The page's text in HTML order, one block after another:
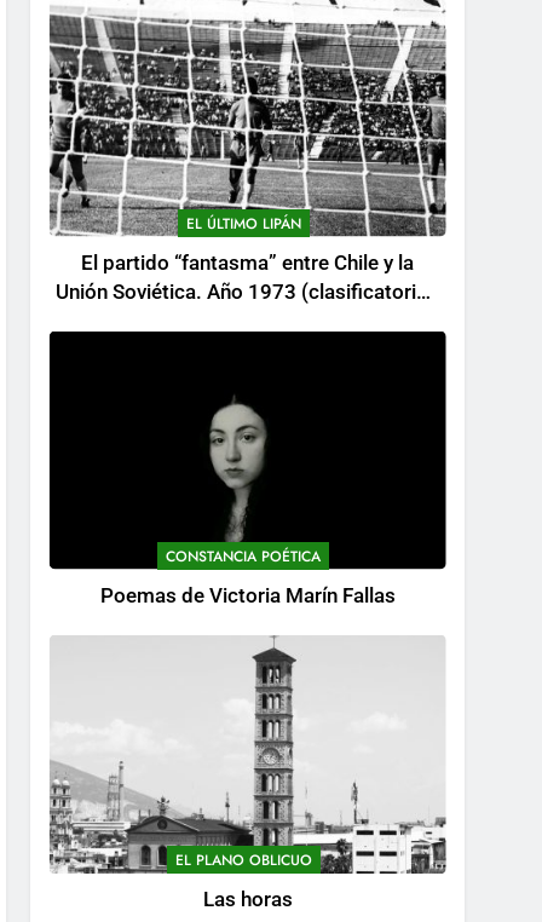
EL ÚLTIMO LIPÁN
El partido “fantasma” entre Chile y la
Unión Soviética. Año 1973 (clasificatorios
CONSTANCIA POÉTICA
Poemas de Victoria Marín Fallas
EL PLANO OBLICUO
Las horas